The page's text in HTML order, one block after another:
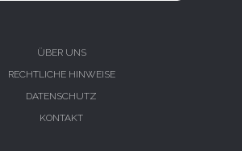
ÜBER UNS
RECHTLICHE HINWEISE
DATENSCHUTZ
KONTAKT